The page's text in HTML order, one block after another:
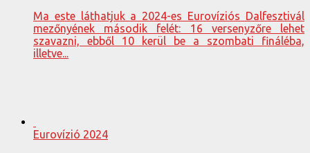
Ma este láthatjuk a 2024-es Eurovíziós Dalfesztivál
mezőnyének második felét: 16 versenyzőre lehet
szavazni, ebből 10 kerül be a szombati fináléba,
illetve...
Eurovízió 2024